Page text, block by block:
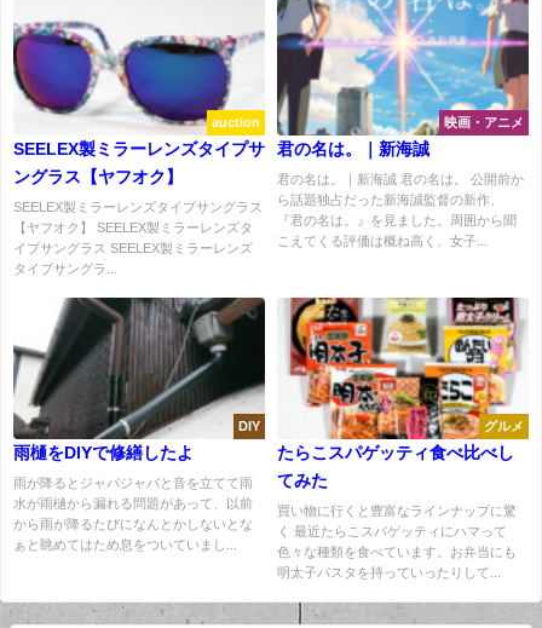
auction
SEELEX製ミラーレンズタイプサ
ングラス【ヤフオク】
SEELEX製ミラーレンズタイプサングラス
【ヤフオク】 SEELEX製ミラーレンズタ
イプサングラス SEELEX製ミラーレンズ
タイプサングラ...
映画・アニメ
君の名は。｜新海誠
君の名は。｜新海誠 君の名は。 公開前か
ら話題独占だった新海誠監督の新作、
『君の名は。』を見ました。周囲から聞
こえてくる評価は概ね高く、女子...
DIY
雨樋をDIYで修繕したよ
雨が降るとジャバジャバと音を立てて雨
水が雨樋から漏れる問題があって、以前
から雨が降るたびになんとかしないとな
ぁと眺めてはため息をついていまし...
グルメ
たらこスパゲッティ食べ比べし
てみた
買い物に行くと豊富なラインナップに驚
く 最近たらこスパゲッティにハマって
色々な種類を食べています。お弁当にも
明太子パスタを持っていったりして...